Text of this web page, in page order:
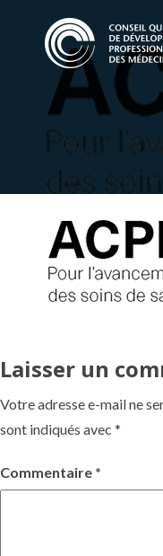
Laisser un
Votre adresse e-mail ne
sont indiqués avec *
Commentaire *